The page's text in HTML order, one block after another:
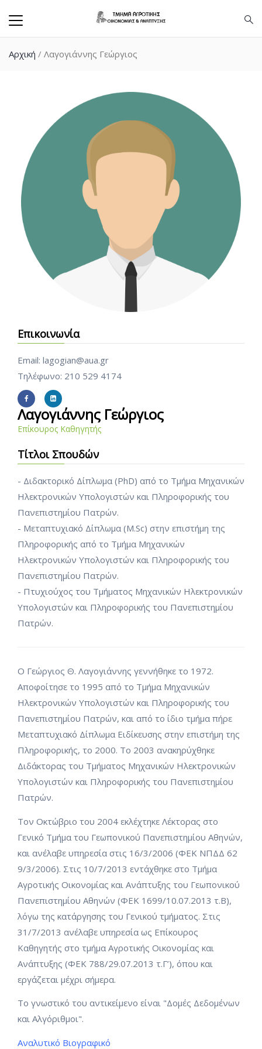
Αρχική / Λαγογιάννης Γεώργιος
Επικοινωνία
Email: lagogian@aua.gr
Τηλέφωνο: 210 529 4174
Λαγογιάννης Γεώργιος
Επίκουρος Καθηγητής
Τίτλοι Σπουδών
- Διδακτορικό Δίπλωμα (PhD) από το Τμήμα Μηχανικών
Ηλεκτρονικών Υπολογιστών και Πληροφορικής του
Πανεπιστημίου Πατρών.
- Μεταπτυχιακό Δίπλωμα (Μ.Sc) στην επιστήμη της
Πληροφορικής από το Τμήμα Μηχανικών
Ηλεκτρονικών Υπολογιστών και Πληροφορικής του
Πανεπιστημίου Πατρών.
- Πτυχιούχος του Τμήματος Μηχανικών Ηλεκτρονικών
Υπολογιστών και Πληροφορικής του Πανεπιστημίου
Πατρών.
O Γεώργιος Θ. Λαγογιάννης γεννήθηκε το 1972.
Αποφοίτησε το 1995 από το Τμήμα Μηχανικών
Ηλεκτρονικών Υπολογιστών και Πληροφορικής του
Πανεπιστημίου Πατρών, και από το ίδιο τμήμα πήρε
Μεταπτυχιακό Δίπλωμα Ειδίκευσης στην επιστήμη της
Πληροφορικής, το 2000. Το 2003 ανακηρύχθηκε
Διδάκτορας του Τμήματος Μηχανικών Ηλεκτρονικών
Υπολογιστών και Πληροφορικής του Πανεπιστημίου
Πατρών.
Τον Οκτώβριο του 2004 εκλέχτηκε Λέκτορας στο
Γενικό Τμήμα του Γεωπονικού Πανεπιστημίου Αθηνών,
και ανέλαβε υπηρεσία στις 16/3/2006 (ΦΕΚ ΝΠΔΔ 62
9/3/2006). Στις 10/7/2013 εντάχθηκε στο Τμήμα
Αγροτικής Οικονομίας και Ανάπτυξης του Γεωπονικού
Πανεπιστημίου Αθηνών (ΦΕΚ 1699/10.07.2013 τ.Β),
λόγω της κατάργησης του Γενικού τμήματος. Στις
31/7/2013 ανέλαβε υπηρεσία ως Επίκουρος
Καθηγητής στο τμήμα Αγροτικής Οικονομίας και
Ανάπτυξης (ΦΕΚ 788/29.07.2013 τ.Γ’), όπου και
εργάζεται μέχρι σήμερα.
Το γνωστικό του αντικείμενο είναι "Δομές Δεδομένων
και Αλγόριθμοι".
Αναλυτικό Βιογραφικό